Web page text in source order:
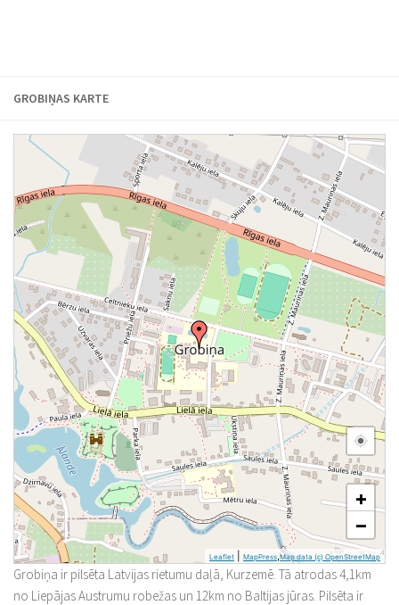
GROBIŅAS KARTE
+
−
Leaflet MapPress,Map data (c) OpenStreetMap
Grobiņa ir pilsēta Latvijas rietumu daļā, Kurzemē. Tā atrodas 4,1km
no Liepājas Austrumu robežas un 12km no Baltijas jūras. Pilsēta ir